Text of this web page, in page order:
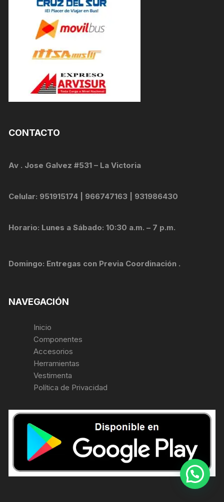
CONTACTO
Av . Jose Galvez #531 – La Victoria
Celular: 951915174 | 966747163 | 931986430
Horario: Lunes a Sábado: 10:30 a.m. – 7 p.m.
Domingo: Entregas con Previa Coordinación .
NAVEGACIÓN
Inicio
Componentes
Accesorios
Herramientas
Vestimenta
Política de Privacidad